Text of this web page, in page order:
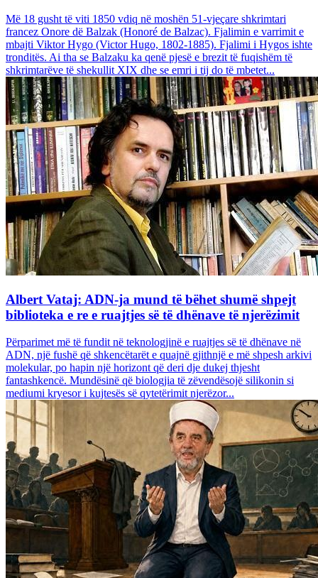
Më 18 gusht të viti 1850 vdiq në moshën 51-vjeçare shkrimtari
francez Onore dë Balzak (Honoré de Balzac). Fjalimin e varrimit e
mbajti Viktor Hygo (Victor Hugo, 1802-1885). Fjalimi i Hygos ishte
tronditës. Ai tha se Balzaku ka qenë pjesë e brezit të fuqishëm të
shkrimtarëve të shekullit XIX dhe se emri i tij do të mbetet...
Albert Vataj: ADN-ja mund të bëhet shumë shpejt
biblioteka e re e ruajtjes së të dhënave të njerëzimit
Përparimet më të fundit në teknologjinë e ruajtjes së të dhënave në
ADN, një fushë që shkencëtarët e quajnë gjithnjë e më shpesh arkivi
molekular, po hapin një horizont që deri dje dukej thjesht
fantashkencë. Mundësinë që biologjia të zëvendësojë silikonin si
mediumi kryesor i kujtesës së qytetërimit njerëzor...